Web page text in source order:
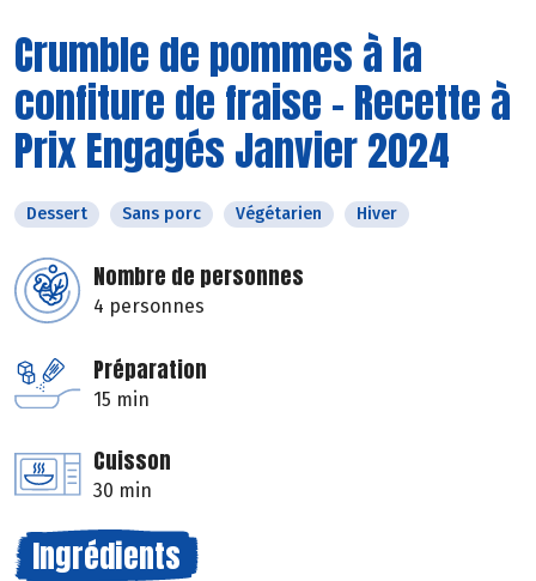
Crumble de pommes à la
confiture de fraise - Recette à
Prix Engagés Janvier 2024
Dessert Sans porc Végétarien Hiver
Nombre de personnes
4 personnes
Préparation
15 min
Cuisson
30 min
Ingrédients